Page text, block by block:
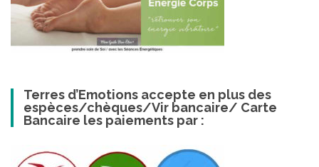
Terres d’Emotions accepte en plus des
espèces/chèques/Vir bancaire/ Carte
Bancaire les paiements par :